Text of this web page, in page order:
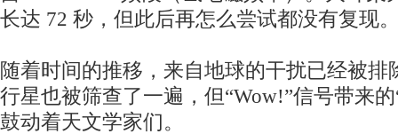
长达 72 秒，但此后再怎么尝试都没有复现
随着时间的推移，来自地球的干扰已经被排
行星也被筛查了一遍，但“Wow!”信号带来
鼓动着天文学家们。